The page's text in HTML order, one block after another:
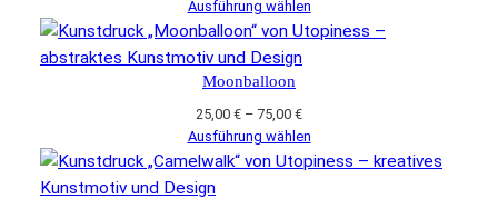
25,00 €
bis
Ausführung wählen
Moonballoon
25,00 € – 75,00 €Preisspanne:
25,00 €
bis
Ausführung wählen